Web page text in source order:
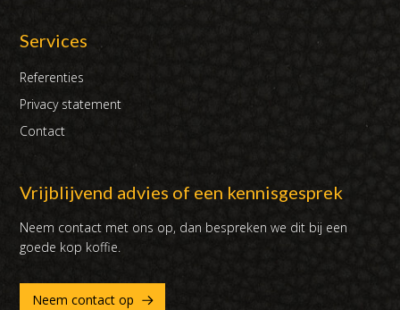
Services
Referenties
Privacy statement
Contact
Vrijblijvend advies of een kennisgesprek
Neem contact met ons op, dan bespreken we dit bij een
goede kop koffie.
Neem contact op